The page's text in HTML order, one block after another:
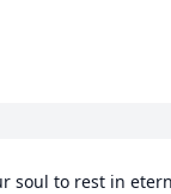
soul to rest in